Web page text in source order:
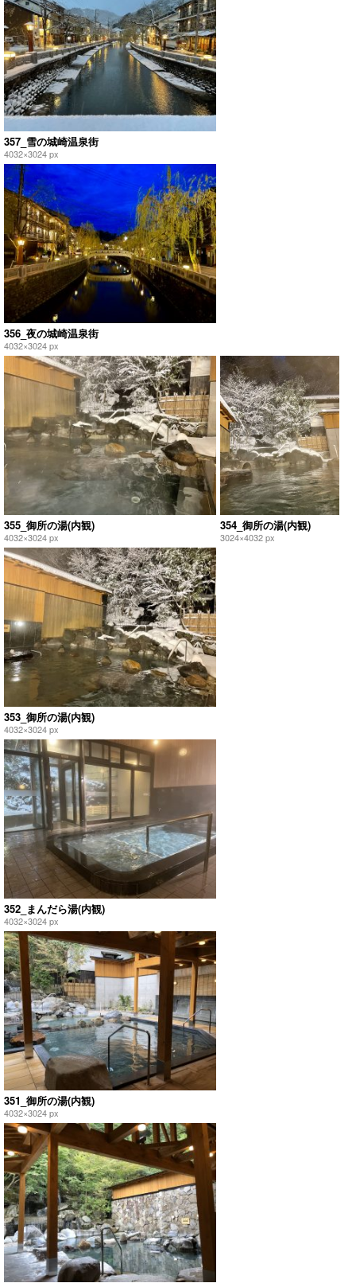
357_雪の城崎温泉街
4032×3024 px
356_夜の城崎温泉街
4032×3024 px
355_御所の湯(内観)
4032×3024 px
354_御所の湯(内観)
3024×4032 px
353_御所の湯(内観)
4032×3024 px
352_まんだら湯(内観)
4032×3024 px
351_御所の湯(内観)
4032×3024 px